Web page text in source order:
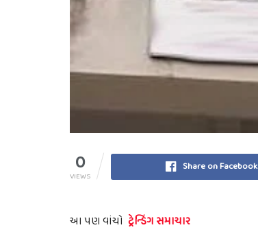
0
VIEWS
Share on Facebook
આ પણ વાંચો ટ્રેન્ડિંગ સમાચાર